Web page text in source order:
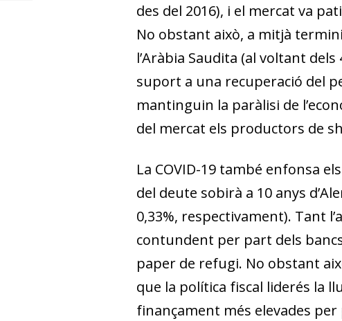
des del 2016), i el mercat va
No obstant això, a mitjà
l’Aràbia Saudita (al voltant
suport a una recuperació del
mantinguin la paràlisi de
del mercat els productors de
La COVID-19 també enfonsa
del deute sobirà a 10 anys
0,33%, respectivament). Tant
contundent per part dels
paper de refugi. No obstant
que la política fiscal liderés la
finançament més elevades